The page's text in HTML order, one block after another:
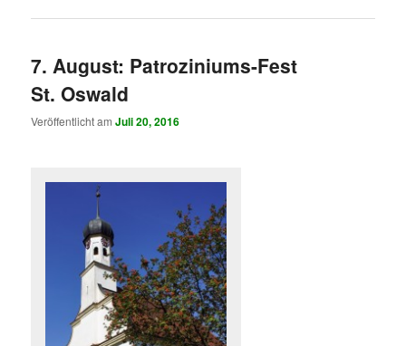
7. August: Patroziniums-Fest
St. Oswald
Veröffentlicht amJuli 20, 2016